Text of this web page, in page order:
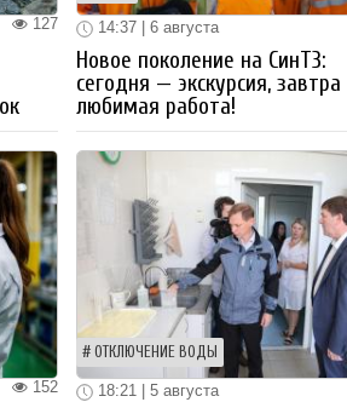
127 14:37 | 6 августа
Новое поколение на СинТЗ:
сегодня — экскурсия,
любимая работа!
152
ОТКЛЮЧЕНИЕ ВОДЫ
18:21 | 5 августа